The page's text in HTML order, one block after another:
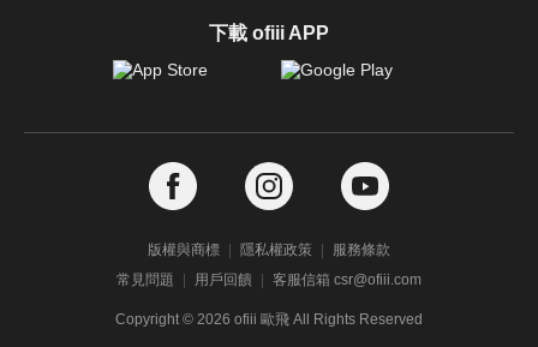
下載 ofiii APP
版權與商標 隱私權政策
服務條款
常見問題
用戶回饋 客服信箱 csr@ofiii.com
Copyright © 2026 ofiii 歐飛 All Rights Reserved